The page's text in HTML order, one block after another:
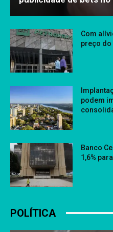
Com
preço do
podem
Banco
1,6%
POLÍTICA